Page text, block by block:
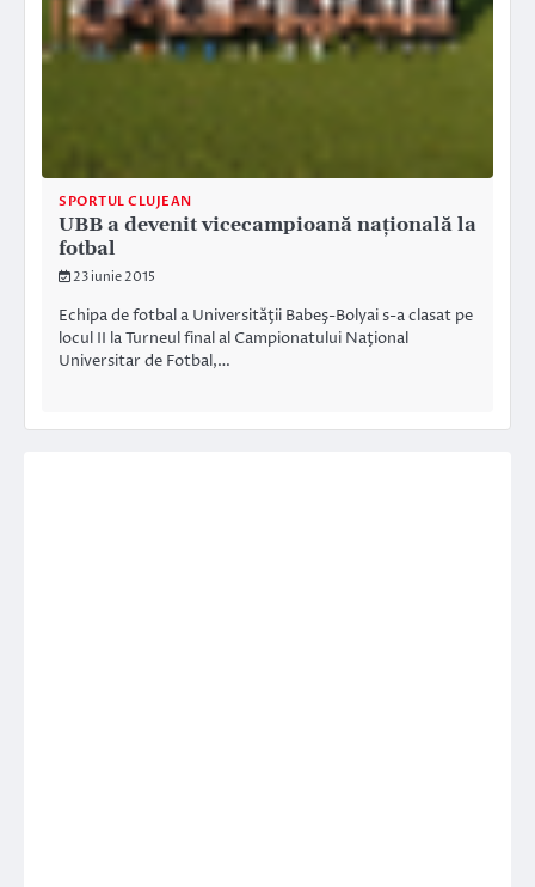
SPORTUL CLUJEAN
UBB a devenit vicecampioană naţională la
fotbal
23 iunie 2015
Echipa de fotbal a Universităţii Babeş-Bolyai s-a clasat pe
locul II la Turneul final al Campionatului Naţional
Universitar de Fotbal,…